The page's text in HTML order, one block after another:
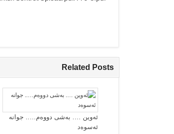
Related Posts
ئەوین …. بەشی دووەم….. جوانە
ئەسوەد